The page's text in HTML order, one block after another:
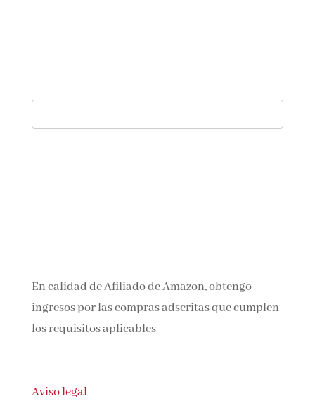
En calidad de Afiliado de Amazon, obtengo
ingresos por las compras adscritas que cumplen
los requisitos aplicables
Aviso legal